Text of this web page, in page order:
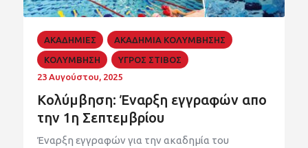
FANZONE
ΑΚΑΔΗΜΙΕΣ ΑΚΑΔΗΜΙΑ ΚΟΛΥΜΒΗΣΗΣ
ΚΟΛΥΜΒΗΣΗ
ΥΓΡΟΣ ΣΤΙΒΟΣ
23 Αυγούστου, 2025
Κολύμβηση: Έναρξη εγγραφών απο
την 1η Σεπτεμβρίου
Έναρξη εγγραφών για την ακαδημία του